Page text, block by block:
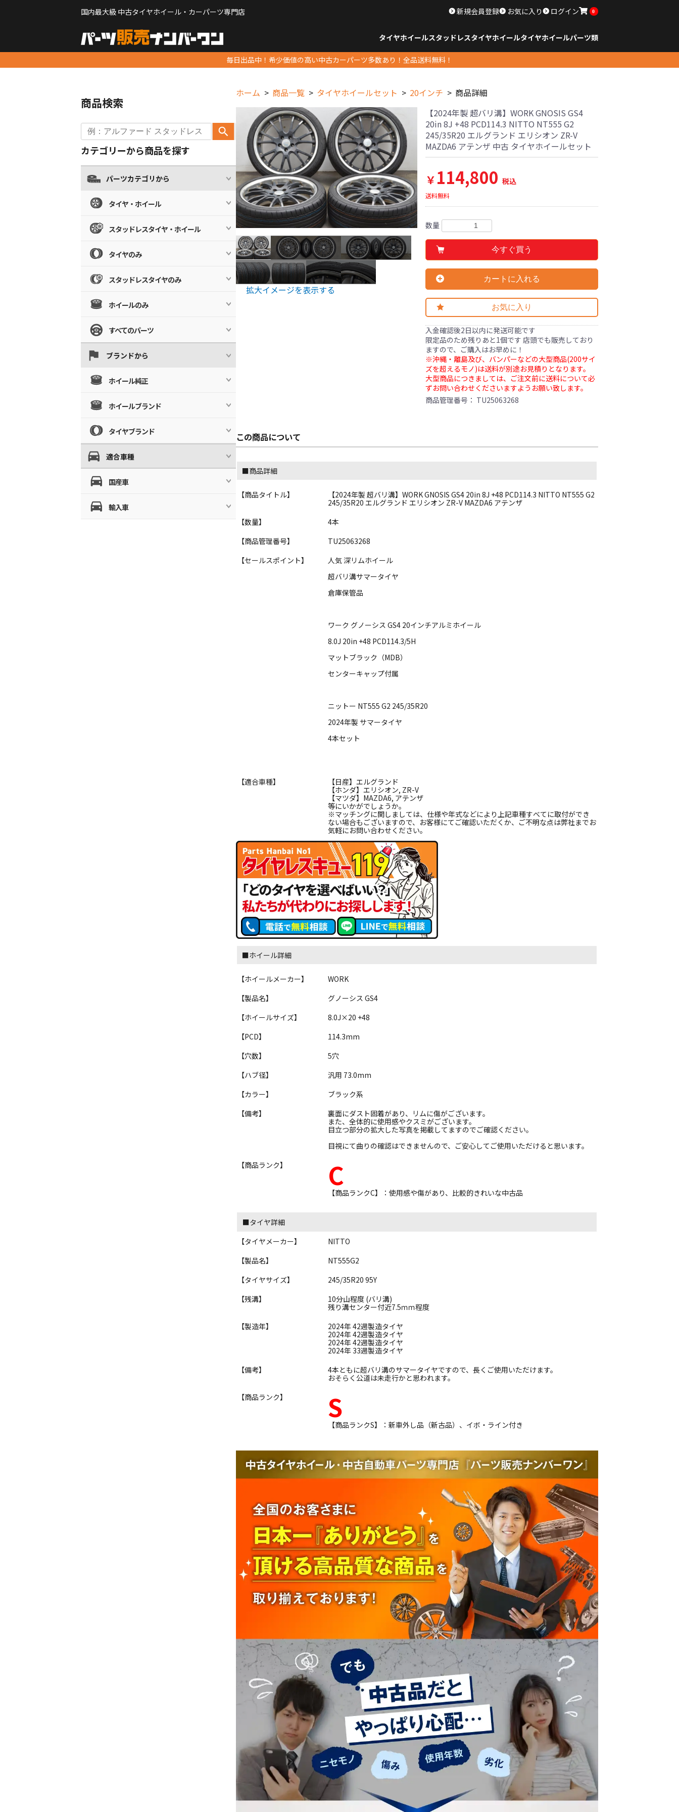
国内最大級 中古タイヤホイール・カーパーツ専門店 新規会員登録 お気に入り ログイン 0
タイヤホイールスタッドレスタイヤホイールタイヤホイールパーツ類
毎日出品中！希少価値の高い中古カーパーツ多数あり！全品送料無料！
ホーム 商品一覧 タイヤホイールセット 20インチ 商品詳細
拡大イメージを表示する
【2024年製 超バリ溝】WORK GNOSIS GS4
20in 8J +48 PCD114.3 NITTO NT555 G2
245/35R20 エルグランド エリシオン ZR-V
MAZDA6 アテンザ 中古 タイヤホイールセット
￥ 114,800 税込
送料無料
数量
今すぐ買う
カートに入れる
お気に入り
入金確認後2日以内に発送可能です
限定品のため残りあと1個です 店頭でも販売しており
ますので、ご購入はお早めに！
※沖縄・離島及び、バンパーなどの大型商品(200サイ
ズを超えるモノ)は送料が別途お見積りとなります。
大型商品につきましては、ご注文前に送料について必
ずお問い合わせくださいますようお願い致します。
商品管理番号： TU25063268
この商品について
■商品詳細
【商品タイトル】
【2024年製 超バリ溝】WORK GNOSIS GS4 20in 8J +48 PCD114.3 NITTO NT555 G2
245/35R20 エルグランド エリシオン ZR-V MAZDA6 アテンザ
【数量】
4本
【商品管理番号】
TU25063268
【セールスポイント】
人気 深リムホイール
超バリ溝サマータイヤ
倉庫保管品
ワーク グノーシス GS4 20インチアルミホイール
8.0J 20in +48 PCD114.3/5H
マットブラック（MDB）
センターキャップ付属
ニットー NT555 G2 245/35R20
2024年製 サマータイヤ
4本セット
【適合車種】
【日産】エルグランド
【ホンダ】エリシオン, ZR-V
【マツダ】MAZDA6, アテンザ
等にいかがでしょうか。
※マッチングに関しましては、仕様や年式などにより上記車種すべてに取付ができ
ない場合もございますので、お客様にてご確認いただくか、ご不明な点は弊社までお
気軽にお問い合わせください。
■ホイール詳細
【ホイールメーカー】
WORK
【製品名】
グノーシス GS4
【ホイールサイズ】
8.0J×20 +48
【PCD】
114.3mm
【穴数】
5穴
【ハブ径】
汎用 73.0mm
【カラー】
ブラック系
【備考】
裏面にダスト固着があり、リムに傷がございます。
また、全体的に使用感やクスミがございます。
目立つ部分の拡大した写真を掲載してますのでご確認ください。
目視にて曲りの確認はできませんので、ご安心してご使用いただけると思います。
【商品ランク】
C
【商品ランクC】：使用感や傷があり、比較的きれいな中古品
■タイヤ詳細
【タイヤメーカー】
NITTO
【製品名】
NT555G2
【タイヤサイズ】
245/35R20 95Y
【残溝】
10分山程度 (バリ溝)
残り溝センター付近7.5ｍｍ程度
【製造年】
2024年 42週製造タイヤ
2024年 42週製造タイヤ
2024年 42週製造タイヤ
2024年 33週製造タイヤ
【備考】
4本ともに超バリ溝のサマータイヤですので、長くご使用いただけます。
おそらく公道は未走行かと思われます。
【商品ランク】
S
【商品ランクS】：新車外し品（新古品）、イボ・ライン付き
商品検索
カテゴリーから商品を探す
パーツカテゴリから
タイヤ・ホイール
スタッドレスタイヤ・ホイール
タイヤのみ
スタッドレスタイヤのみ
ホイールのみ
すべてのパーツ
ブランドから
ホイール純正
ホイールブランド
タイヤブランド
適合車種
国産車
輸入車